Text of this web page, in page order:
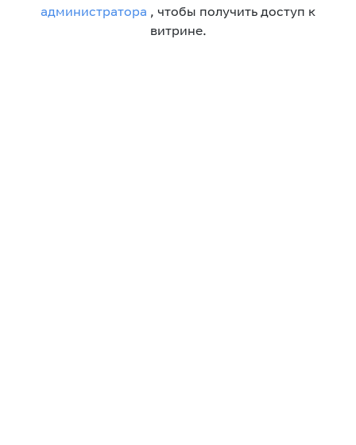
администратора , чтобы получить доступ к
витрине.